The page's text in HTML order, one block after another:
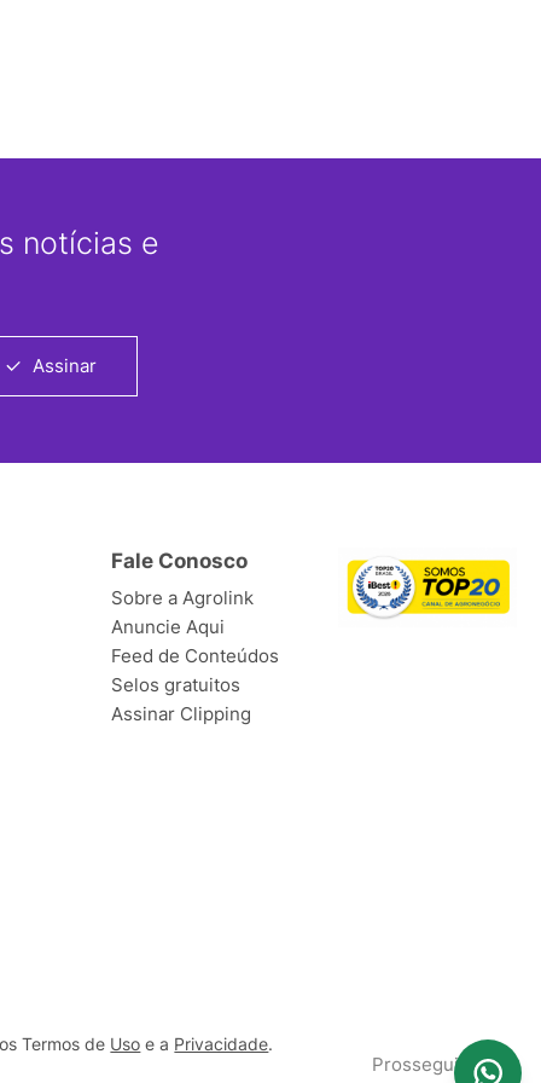
notícias e
Assinar
Fale Conosco
Sobre a Agrolink
Anuncie Aqui
Feed de Conteúdos
Selos gratuitos
Assinar Clipping
Termos de Uso e a Privacidade.
Prosseguir